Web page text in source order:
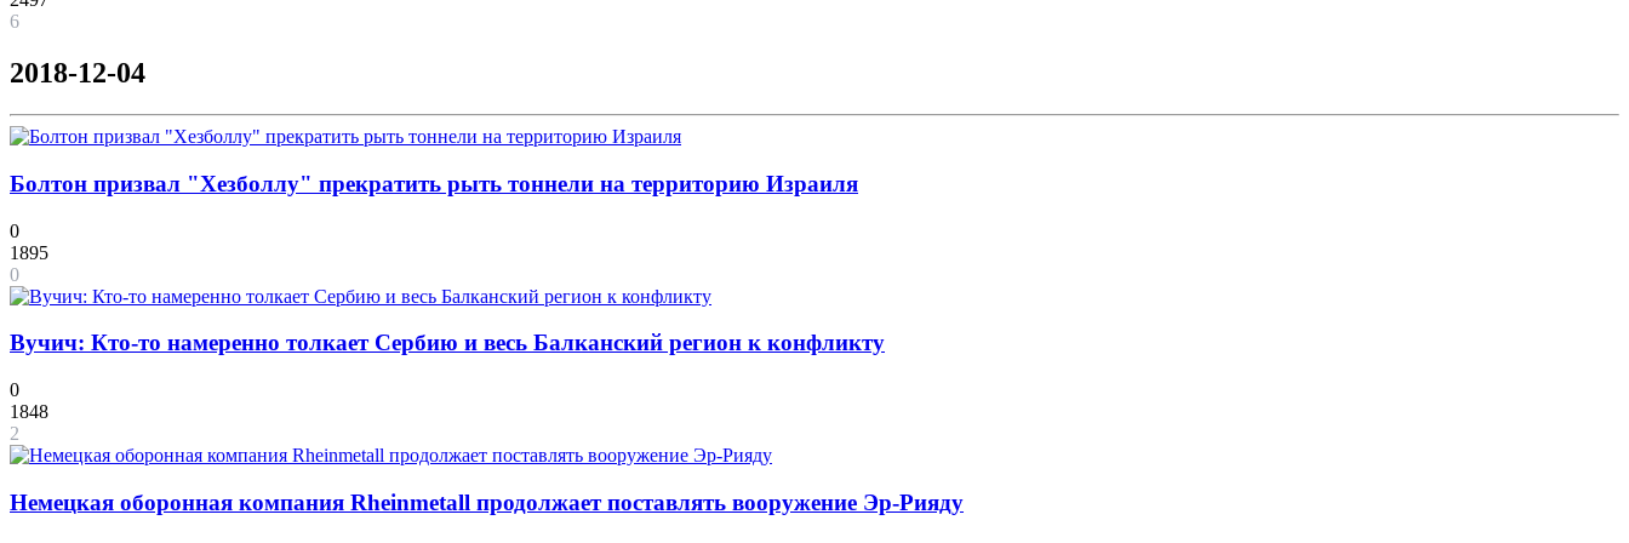
6
2018-12-04
Болтон призвал "Хезболлу" прекратить рыть тоннели на территорию Израиля
0
1895
0
Вучич: Кто-то намеренно толкает Сербию и весь Балканский регион к конфликту
0
1848
2
Немецкая оборонная компания Rheinmetall продолжает поставлять вооружение Эр-Рияду